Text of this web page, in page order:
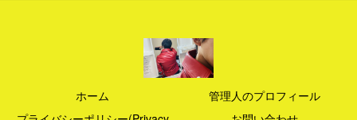
ホーム
管理人のプロフィール